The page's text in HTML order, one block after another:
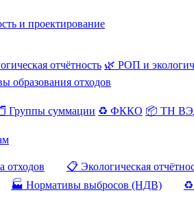
и проектирование
отчётность 🌿 РОП и
образования отходов
Группы суммации ♻️ ФККО 📦 ТН
отходов 📋 Экологическая
🏭 Нормативы выбросов (НДВ) ♻️